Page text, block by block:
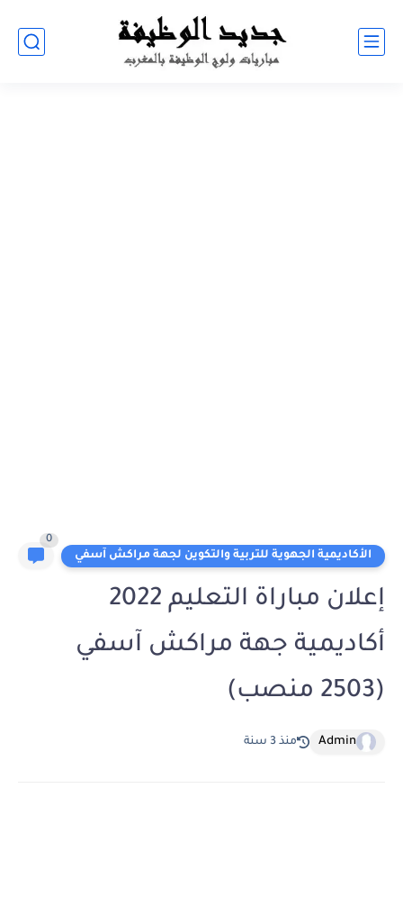
الأكاديمية الجهوية للتربية والتكوين لجهة مراكش آسفي
0
إعلان مباراة التعليم 2022
أكاديمية جهة مراكش آسفي
(2503 منصب)
Admin منذ 3 سنة